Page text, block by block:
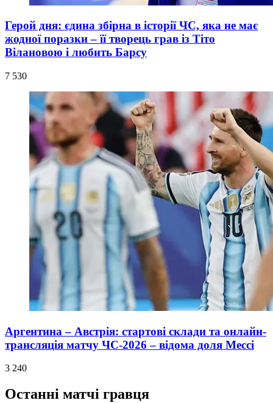
Герой дня: єдина збірна в історії ЧС, яка не має
жодної поразки – її творець грав із Тіто
Вілановою і любить Барсу
7 530
Аргентина – Австрія: стартові склади та онлайн-
трансляція матчу ЧС-2026 – відома доля Мессі
3 240
Останні матчі гравця